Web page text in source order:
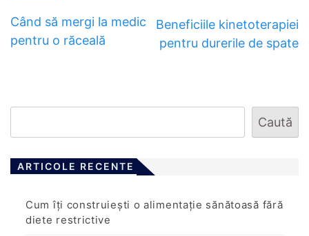
Când să mergi la medic
pentru o răceală
Beneficiile kinetoterapiei
pentru durerile de spate
Caută
ARTICOLE RECENTE
Cum îți construiești o alimentație sănătoasă fără
diete restrictive